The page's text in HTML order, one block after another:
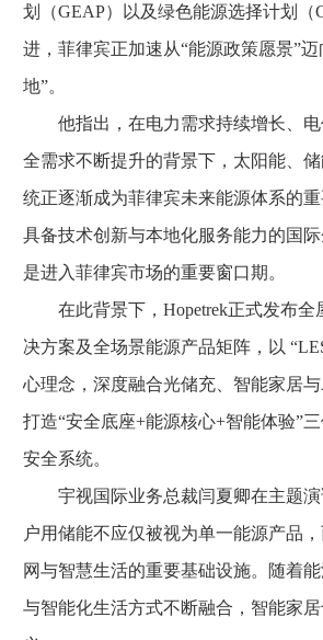
划（GEAP）以及绿色能源选择计划（
进，菲律宾正加速从“能源政策愿景”
地”。
他指出，在电力需求持续增长、电
全需求不断提升的背景下，太阳能、
统正逐渐成为菲律宾未来能源体系的
具备技术创新与本地化服务能力的国
是进入菲律宾市场的重要窗口期。
在此背景下，Hopetrek正式发布全
决方案及全场景能源产品矩阵，以
心理念，深度融合光储充、智能家居
打造“安全底座+能源核心+智能体验”
安全系统。
宇视国际业务总裁闫夏卿在主题演
户用储能不应仅被视为单一能源产品
网与智慧生活的重要基础设施。随着
与智能化生活方式不断融合，智能家